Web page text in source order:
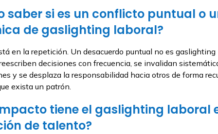
saber si es un conflicto puntual o
de gaslighting laboral?
en la repetición. Un desacuerdo puntual no es gaslighting
decisiones con frecuencia, se invalidan
y se desplaza la responsabilidad hacia otros de forma
exista un patrón.
tiene el gaslighting laboral
de talento?